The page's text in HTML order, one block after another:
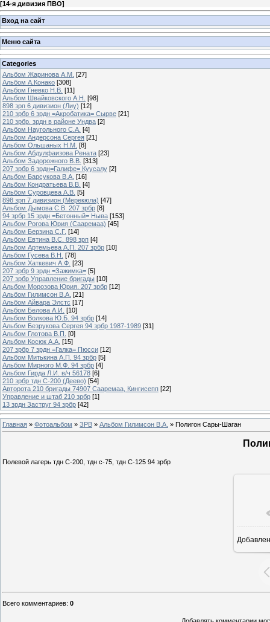
[14-я дивизия ПВО]
Вход на сайт
Меню сайта
Categories
Альбом Жаринова А.М. [27]
Альбом А.Конако [308]
Альбом Гневко Н.В. [11]
Альбом Швайковского А.Н. [98]
898 зрп 6 дивизион (Лиу) [12]
210 зрбр 6 зрдн =Акробатика= Сырве [21]
210 зрбр. зрдн в районе Ундва [2]
Альбом Наугольного С.А. [4]
Альбом Андерсона Сергея [21]
Альбом Ольшаных Н.М. [8]
Альбом Абдулфаизова Рената [23]
Альбом Задорожного В.В. [313]
207 зрбр 6 зрдн=Галифе= Куусалу [2]
Альбом Барсукова В.А. [16]
Альбом Кондратьева В.В. [4]
Альбом Суровцева А.В. [5]
898 зрп 7 дивизион (Мерекюла) [47]
Альбом Дымова С.В. 207 зрбр [8]
94 зрбр 15 зрдн =Бетонный= Ныва [153]
Альбом Рогова Юрия (Сааремаа) [45]
Альбом Берзина С.Г. [14]
Альбом Евтина В.С. 898 зрп [4]
Альбом Артемьева А.П. 207 зрбр [10]
Альбом Гусева В.Н. [78]
Альбом Хаткевич А.Ф. [23]
207 зрбр 9 зрдн =Зажимка= [5]
207 зрбр Управление бригады [10]
Альбом Морозова Юрия. 207 зрбр [12]
Альбом Гилимсон В.А. [21]
Альбом Айвара Элстс [17]
Альбом Белова А.И. [10]
Альбом Волкова Ю.Б. 94 зрбр [14]
Альбом Безрукова Сергея 94 зрбр 1987-1989 [31]
Альбом Глотова В.П. [0]
Альбом Косюк А.А. [15]
207 зрбр 7 зрдн =Галка= Пюсси [12]
Альбом Митькина А.П. 94 зрбр [5]
Альбом Мирного М.Ф. 94 зрбр [4]
Альбом Гирда Л.И. в/ч 56178 [6]
210 зрбр тдн С-200 (Деево) [54]
Авторота 210 бригады 74907 Сааремаа, Кингисепп [22]
Управление и штаб 210 зрбр [1]
13 зрдн Заструг 94 зрбр [42]
Главная » Фотоальбом » ЗРВ » Альбом Гилимсон В.А. » Полигон Сары-Шаган
Полевой лагерь тдн С-200, тдн с-75, тдн С-125 94 зрбр
Всего комментариев: 0